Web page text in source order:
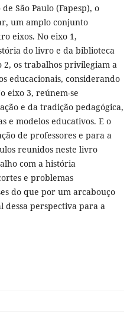
São Paulo (Fapesp), o
um amplo conjunto
eixos. No eixo 1,
do livro e da biblioteca
2, os trabalhos privilegiam a
educacionais, considerando
eixo 3, reúnem-se
e da tradição pedagógica,
e modelos educativos. E o
de professores e para a
reunidos neste livro
com a história
e problemas
do que por um arcabouço
dessa perspectiva para a